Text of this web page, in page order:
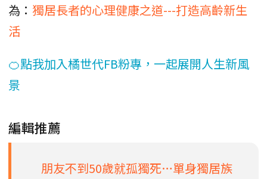
為： 獨居長者的心理健康之道---打造高齡新生
活
🍊點我加入橘世代FB粉專，一起展開人生新風
景
編輯推薦
朋友不到50歲就孤獨死…單身獨居族